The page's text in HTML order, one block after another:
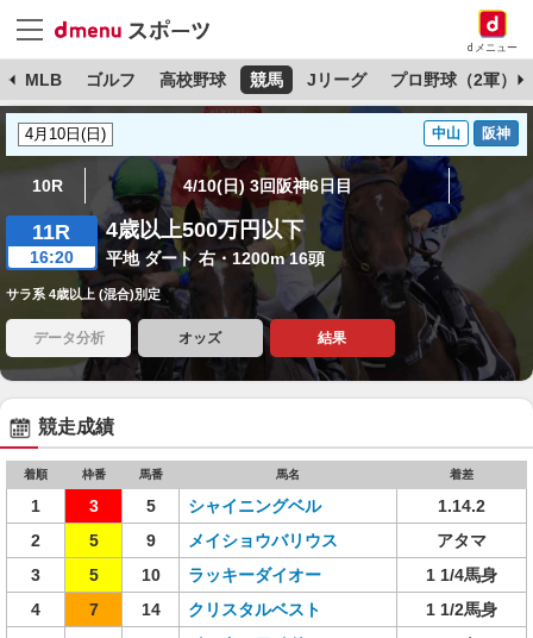
dメニュー
MLB ゴルフ 高校野球 競馬 Jリーグ プロ野球（2軍）
中山 阪神
10R 4/10(日) 3回阪神6日目
11R
16:20
4歳以上500万円以下
平地 ダート 右・1200m 16頭
サラ系 4歳以上 (混合)別定
データ分析 オッズ 結果
競走成績
着順 枠番 馬番 馬名 着差
1 3 5 シャイニングベル
1.14.2
2
5 9 メイショウバリウス
アタマ
3
5 10 ラッキーダイオー
1 1/4馬身
4
7 14 クリスタルベスト
1 1/2馬身